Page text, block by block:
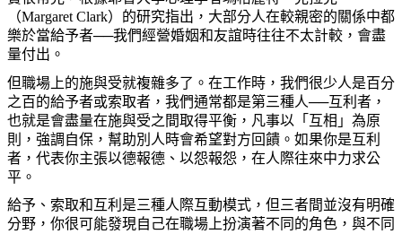
（Margaret Clark）的研究指出，大部分人在較親密的關係中都
樂於當給予者──我們經營婚姻和友誼時往往不太計較，會盡
量付出。
但職場上的施與受就複雜多了。在工作時，我們很少人是百分
之百的給予者或索取者，我們通常都是第三種人──互利者，
也就是會盡量在施與受之間取得平衡，凡事以「互相」為原
則，強調自保，幫助別人時會希望對方回饋。如果你是互利
者，代表你主張以德報德、以怨報怨，在人際往來中力求公
平。
給予、索取和互利是三種人際互動模式，但三者間並沒有明確
分野，你很可能發現自己在職場上扮演著不同的角色，與不同